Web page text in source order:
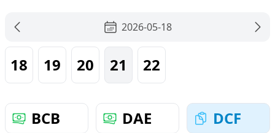
2026-05-18
18 19 20 21 22
BCB DAE
DCF